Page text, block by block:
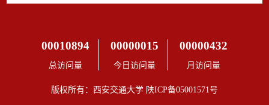
00010894
总访问量
00000015
今日访问量
00000432
月访问量
版权所有：西安交通大学 陕ICP备05001571号